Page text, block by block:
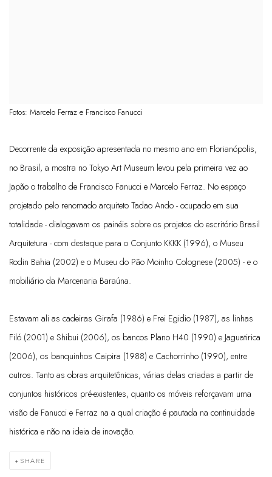
Fotos: Marcelo Ferraz e Francisco Fanucci
Decorrente da exposição apresentada no mesmo ano em Florianópolis,
no Brasil, a mostra no Tokyo Art Museum levou pela primeira vez ao
Japão o trabalho de Francisco Fanucci e Marcelo Ferraz. No espaço
projetado pelo renomado arquiteto Tadao Ando - ocupado em sua
totalidade - dialogavam os painéis sobre os projetos do escritório Brasil
Arquitetura - com destaque para o Conjunto KKKK (1996), o Museu
Rodin Bahia (2002) e o Museu do Pão Moinho Colognese (2005) - e o
mobiliário da Marcenaria Baraúna.
Estavam ali as cadeiras Girafa (1986) e Frei Egidio (1987), as linhas
Filó (2001) e Shibui (2006), os bancos Plano H40 (1990) e Jaguatirica
(2006), os banquinhos Caipira (1988) e Cachorrinho (1990), entre
outros. Tanto as obras arquitetônicas, várias delas criadas a partir de
conjuntos históricos pré-existentes, quanto os móveis reforçavam uma
visão de Fanucci e Ferraz na a qual criação é pautada na continuidade
histórica e não na ideia de inovação.
SHARE